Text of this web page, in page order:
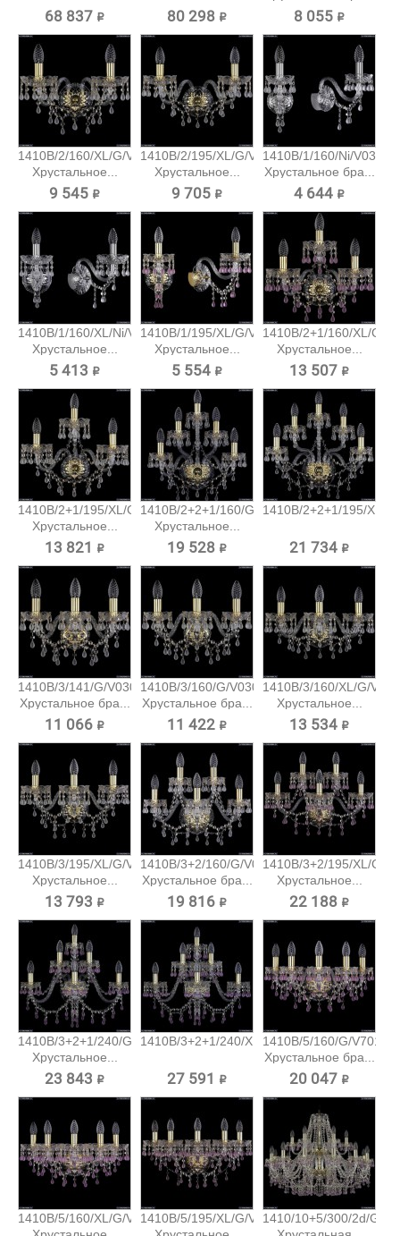
Хрустальный...
68 837 ₽ 80 298 ₽ 8 055 ₽
1410B/2/160/XL/G/V0300
Хрустальное...
9 545 ₽
1410B/2/195/XL/G/V0300
Хрустальное...
9 705 ₽
1410B/1/160/Ni/V0300
Хрустальное бра...
4 644 ₽
1410B/1/160/XL/Ni/V0300
Хрустальное...
5 413 ₽
1410B/1/195/XL/G/V7010
Хрустальное...
5 554 ₽
1410B/2+1/160/XL/G/
Хрустальное...
13 507 ₽
1410B/2+1/195/XL/G/V0300
Хрустальное...
13 821 ₽
1410B/2+2+1/160/G/V0300
Хрустальное...
19 528 ₽
1410B/2+2+1/195/XL/
21 734 ₽
1410B/3/141/G/V0300
Хрустальное бра...
11 066 ₽
1410B/3/160/G/V0300
Хрустальное бра...
11 422 ₽
1410B/3/160/XL/G/
Хрустальное...
13 534 ₽
1410B/3/195/XL/G/V0300
Хрустальное...
13 793 ₽
1410B/3+2/160/G/V0300
Хрустальное бра...
19 816 ₽
1410B/3+2/195/XL/G/
Хрустальное...
22 188 ₽
1410B/3+2+1/240/G/V7010
Хрустальное...
23 843 ₽
1410B/3+2+1/240/XL/G/V7010...
27 591 ₽
1410B/5/160/G/V7010
Хрустальное бра...
20 047 ₽
1410B/5/160/XL/G/V70101410B/5/195/XL/G/V70101410/10+5/300/2d/G/